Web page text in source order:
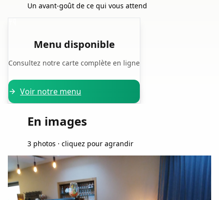
Un avant-goût de ce qui vous attend
Menu disponible
Consultez notre carte complète en ligne
Voir notre menu
En images
3 photos · cliquez pour agrandir